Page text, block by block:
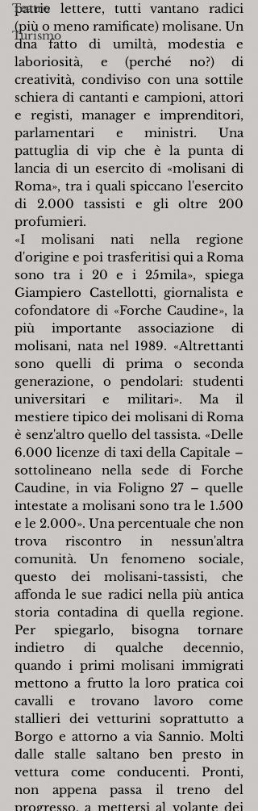
Teatro
Turismo
patrie lettere, tutti vantano radici
(più o meno ramificate) molisane. Un
dna fatto di umiltà, modestia e
laboriosità, e (perché no?) di
creatività, condiviso con una sottile
schiera di cantanti e campioni, attori
e registi, manager e imprenditori,
parlamentari e ministri. Una
pattuglia di vip che è la punta di
lancia di un esercito di «molisani di
Roma», tra i quali spiccano l'esercito
di 2.000 tassisti e gli oltre 200
profumieri.
«I molisani nati nella regione
d'origine e poi trasferitisi qui a Roma
sono tra i 20 e i 25mila», spiega
Giampiero Castellotti, giornalista e
cofondatore di «Forche Caudine», la
più importante associazione di
molisani, nata nel 1989. «Altrettanti
sono quelli di prima o seconda
generazione, o pendolari: studenti
universitari e militari». Ma il
mestiere tipico dei molisani di Roma
è senz'altro quello del tassista. «Delle
6.000 licenze di taxi della Capitale –
sottolineano nella sede di Forche
Caudine, in via Foligno 27 – quelle
intestate a molisani sono tra le 1.500
e le 2.000». Una percentuale che non
trova riscontro in nessun'altra
comunità. Un fenomeno sociale,
questo dei molisani-tassisti, che
affonda le sue radici nella più antica
storia contadina di quella regione.
Per spiegarlo, bisogna tornare
indietro di qualche decennio,
quando i primi molisani immigrati
mettono a frutto la loro pratica coi
cavalli e trovano lavoro come
stallieri dei vetturini soprattutto a
Borgo e attorno a via Sannio. Molti
dalle stalle saltano ben presto in
vettura come conducenti. Pronti,
non appena passa il treno del
progresso, a mettersi al volante dei